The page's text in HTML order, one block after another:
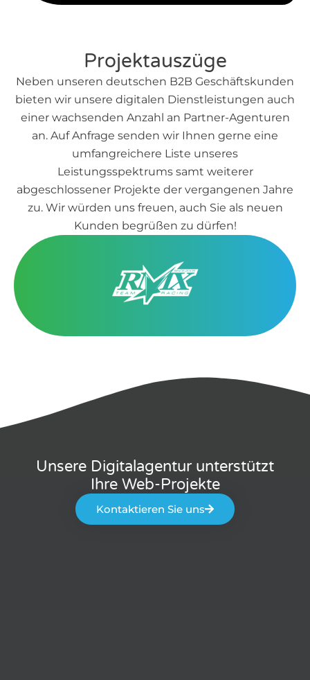
Projektauszüge
Neben unseren deutschen B2B Geschäftskunden
bieten wir unsere digitalen Dienstleistungen auch
einer wachsenden Anzahl an Partner-Agenturen
an. Auf Anfrage senden wir Ihnen gerne eine
umfangreichere Liste unseres
Leistungsspektrums samt weiterer
abgeschlossener Projekte der vergangenen Jahre
zu. Wir würden uns freuen, auch Sie als neuen
Kunden begrüßen zu dürfen!
Unsere Digitalagentur unterstützt
Ihre Web-Projekte
Kontaktieren Sie uns